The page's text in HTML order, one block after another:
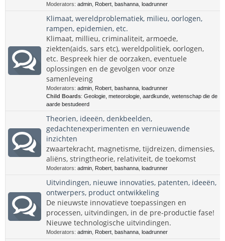
Moderators: admin Robert bashanna loadrunner
Klimaat, wereldproblematiek, milieu, oorlogen,
rampen, epidemien, etc.
Klimaat, millieu, criminaliteit, armoede,
ziekten(aids, sars etc), wereldpolitiek, oorlogen,
etc. Bespreek hier de oorzaken, eventuele
oplossingen en de gevolgen voor onze
samenleveing
Moderators: admin Robert bashanna loadrunner
Child Boards: Geologie, meteorologie, aardkunde, wetenschap die de
aarde bestudeerd
Theorien, ideeën, denkbeelden,
gedachtenexperimenten en vernieuwende
inzichten
zwaartekracht, magnetisme, tijdreizen, dimensies,
aliëns, stringtheorie, relativiteit, de toekomst
Moderators: admin Robert bashanna loadrunner
Uitvindingen, nieuwe innovaties, patenten, ideeën,
ontwerpers, product ontwikkeling
De nieuwste innovatieve toepassingen en
processen, uitvindingen, in de pre-productie fase!
Nieuwe technologische uitvindingen.
Moderators: admin Robert bashanna loadrunner